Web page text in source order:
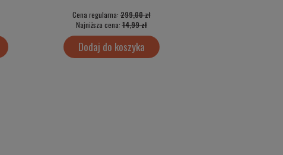
Cena regularna:299,00 zł
Najniższa cena:14,99 zł
Dodaj do koszyka